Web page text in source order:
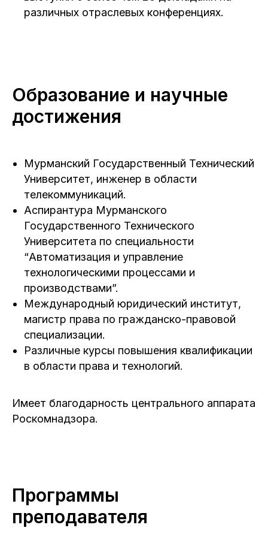
различных отраслевых конференциях.
Образование и научные
достижения
Мурманский Государственный Технический
Университет, инженер в области
телекоммуникаций.
Аспирантура Мурманского
Государственного Технического
Университета по специальности
“Автоматизация и управление
технологическими процессами и
производствами”.
Международный юридический институт,
магистр права по гражданско-правовой
специализации.
Различные курсы повышения квалификации
в области права и технологий.
Имеет благодарность центрального аппарата
Роскомнадзора.
Программы
преподавателя